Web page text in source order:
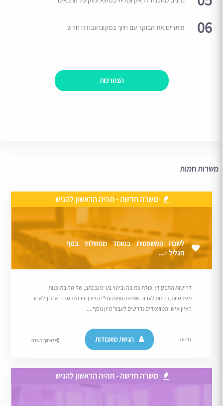
06 פותחים את הבוקר עם חיוך במקום עבודה חדש
הצטרפות
משרות חמות
משרה חדשה - תהיה הראשון להגיש
לשכה המשפטית במוסד ממשלתי בנוף
הגליל -...
דרישות התפקיד: יכולת כתיבה וביטוי בע"פ ובכתב, שליטה בתוכנות
משפטיות, נכונות לעבוד שעות נוספות עפ"י הצורך ויכולת סדר וארגון.לאחר
ראיון אישי המועמדים נדרשים לעבור מיון נוסף....
76291 הגשת מועמדות שיתוף משרה
משרה חדשה - תהיה הראשון להגיש